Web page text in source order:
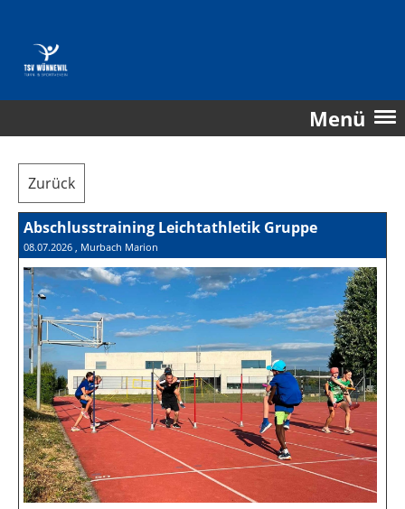
Menü
Zurück
Abschlusstraining Leichtathletik Gruppe
08.07.2026 , Murbach Marion